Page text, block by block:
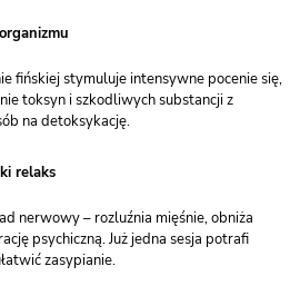
fińskiej stymuluje intensywne pocenie się,
toksyn i szkodliwych substancji z
na detoksykację.
relaks
nerwowy – rozluźnia mięśnie, obniża
psychiczną. Już jedna sesja potrafi
zasypianie.